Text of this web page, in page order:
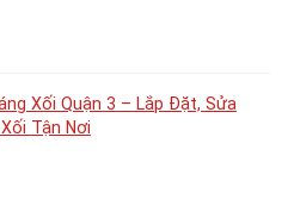
Xối Quận 3 – Lắp Đặt, Sửa
Tận Nơi